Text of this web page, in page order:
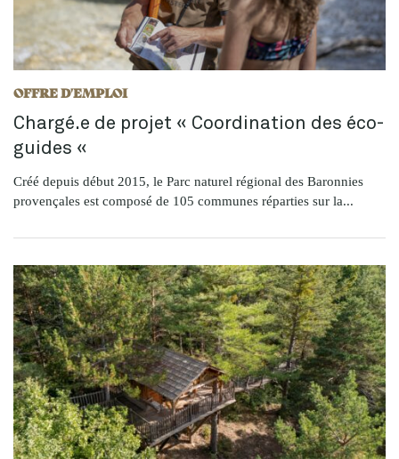
OFFRE D'EMPLOI
Chargé.e de projet « Coordination des éco-
guides «
Créé depuis début 2015, le Parc naturel régional des Baronnies
provençales est composé de 105 communes réparties sur la...